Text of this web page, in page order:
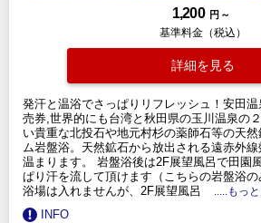
1,200 円 ～
基準料金（税込）
詳細を見る
発汗と温浴でさっぱりリフレッシュ！安田
売券,世界的にも台湾と秋田県の玉川温泉の
い貴重な北投石や地元村杉の薬師石等の天
ム岩盤浴。天然鉱石から放出される遠赤外
温まります。 岩盤浴後は2F展望風呂で田園
ぱり汗を流して頂けます（こちらの岩盤浴
浴場は入れませんが、2F展望風呂
.....もっ
INFO